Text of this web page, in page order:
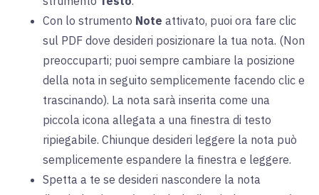
Con lo strumento Note attivato, puoi ora fare clic
sul PDF dove desideri posizionare la tua nota. (Non
preoccuparti; puoi sempre cambiare la posizione
della nota in seguito semplicemente facendo clic e
trascinando). La nota sarà inserita come una
piccola icona allegata a una finestra di testo
ripiegabile. Chiunque desideri leggere la nota può
semplicemente espandere la finestra e leggere.
Spetta a te se desideri nascondere la nota